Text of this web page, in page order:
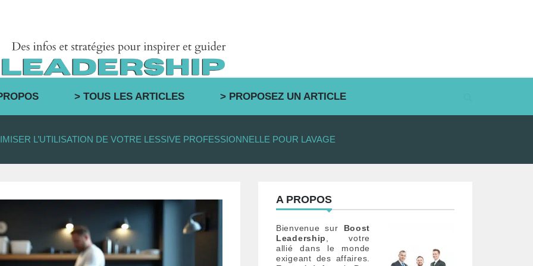
> TOUS LES ARTICLES > PROPOSEZ UN ARTICLE
L’UTILISATION DE VOTRE LESSIVE PROFESSIONNELLE POUR LAVAGE
A PROPOS
Bienvenue sur Boost
Leadership
, votre
allié dans le monde
exigeant des affaires.